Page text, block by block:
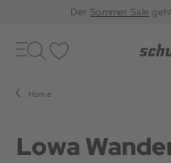
DerSommer Sale
Toggle
navigation
Home
Lowa